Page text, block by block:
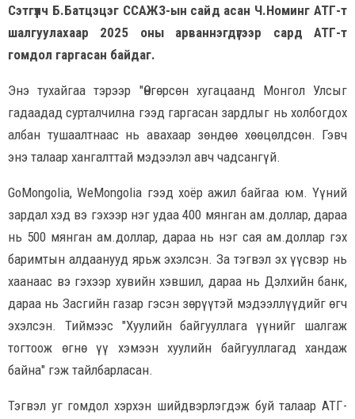
Сэтгүүлч Б.Батцэцэг ССАЖЗ-ын сайд асан Ч.Номинг АТГ-т
шалгуулахаар 2025 оны арваннэгдүгээр сард АТГ-т
гомдол гаргасан байдаг.
Энэ тухайгаа тэрээр "Өнгөрсөн хугацаанд Монгол Улсыг
гадаадад сурталчилна гээд гаргасан зардлыг нь холбогдох
албан тушаалтнаас нь авахаар зөндөө хөөцөлдсөн. Гэвч
энэ талаар хангалттай мэдээлэл авч чадсангүй.
GoMongolia, WeMongolia гээд хоёр ажил байгаа юм. Үүний
зардал хэд вэ гэхээр нэг удаа 400 мянган ам.доллар, дараа
нь 500 мянган ам.доллар, дараа нь нэг сая ам.доллар гэх
баримтын алдаанууд ярьж эхэлсэн. За тэгвэл эх үүсвэр нь
хаанаас вэ гэхээр хувийн хэвшил, дараа нь Дэлхийн банк,
дараа нь Засгийн газар гэсэн зөрүүтэй мэдээллүүдийг өгч
эхэлсэн. Тиймээс "Хуулийн байгууллага үүнийг шалгаж
тогтоож өгнө үү хэмээн хуулийн байгууллагад хандаж
байна" гэж тайлбарласан.
Тэгвэл уг гомдол хэрхэн шийдвэрлэгдэж буй талаар АТГ-